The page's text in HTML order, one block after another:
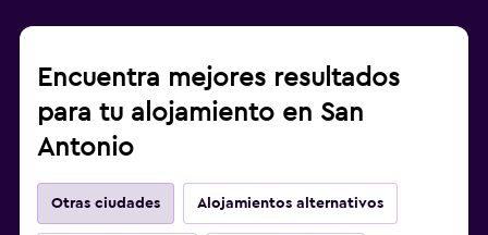
Encuentra mejores resultados
para tu alojamiento en San
Antonio
Otras ciudades Alojamientos alternativos